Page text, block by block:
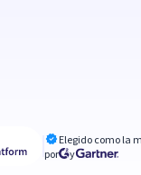
Elegido como la
por
y